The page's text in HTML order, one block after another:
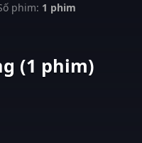
phim: 1 phim
(1 phim)